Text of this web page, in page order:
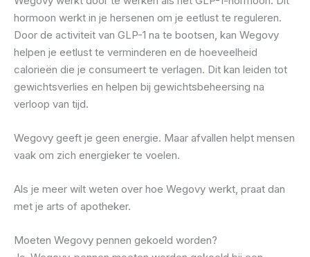
hormoon werkt in je hersenen om je eetlust te reguleren.
Door de activiteit van GLP-1 na te bootsen, kan Wegovy
helpen je eetlust te verminderen en de hoeveelheid
calorieën die je consumeert te verlagen. Dit kan leiden tot
gewichtsverlies en helpen bij gewichtsbeheersing na
verloop van tijd.
Wegovy geeft je geen energie. Maar afvallen helpt mensen
vaak om zich energieker te voelen.
Als je meer wilt weten over hoe Wegovy werkt, praat dan
met je arts of apotheker.
Moeten Wegovy pennen gekoeld worden?